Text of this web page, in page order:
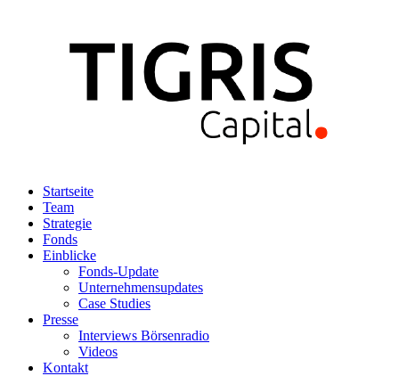
Startseite
Team
Strategie
Fonds
Einblicke
Fonds-Update
Unternehmensupdates
Case Studies
Presse
Interviews Börsenradio
Videos
Kontakt